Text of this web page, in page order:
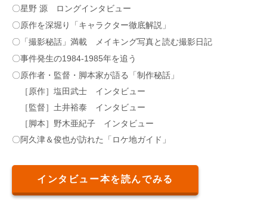
〇星野 源 ロングインタビュー
〇原作を深堀り「キャラクター徹底解説」
〇「撮影秘話」満載 メイキング写真と読む撮影日記
〇事件発生の1984-1985年を追う
〇原作者・監督・脚本家が語る「制作秘話」
［原作］塩田武士 インタビュー
［監督］土井裕泰 インタビュー
［脚本］野木亜紀子 インタビュー
〇阿久津＆俊也が訪れた「ロケ地ガイド」
インタビュー本を読んでみる